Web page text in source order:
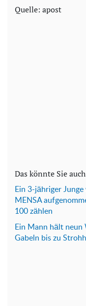
Quelle: apost
Das könnte Sie
Ein 3-jähriger
MENSA
100 zählen
Ein Mann hält neun
Gabeln bis zu